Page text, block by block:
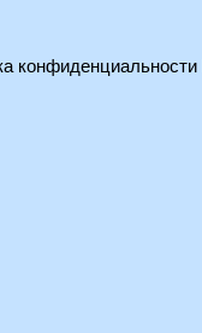
конфиденциальности